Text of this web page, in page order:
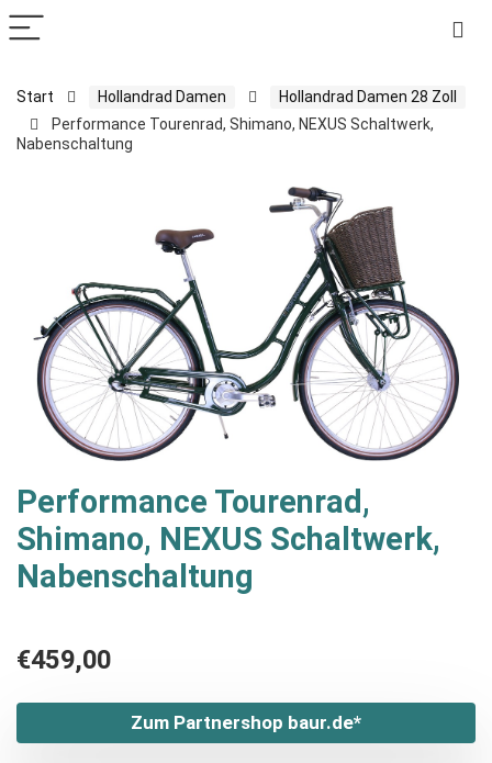
Start Hollandrad Damen
Hollandrad Damen 28 Zoll
Performance Tourenrad, Shimano, NEXUS Schaltwerk,
Nabenschaltung
Performance Tourenrad,
Shimano, NEXUS Schaltwerk,
Nabenschaltung
€459,00
Zum Partnershop baur.de*